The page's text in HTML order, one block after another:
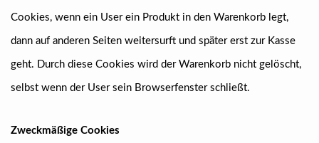
Cookies, wenn ein User ein Produkt in den Warenkorb legt,
dann auf anderen Seiten weitersurft und später erst zur Kasse
geht. Durch diese Cookies wird der Warenkorb nicht gelöscht,
selbst wenn der User sein Browserfenster schließt.
Zweckmäßige Cookies